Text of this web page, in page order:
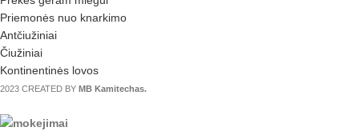
Priemonės nuo knarkimo
Antčiužiniai
Čiužiniai
Kontinentinės lovos
2023 CREATED BY MB Kamitechas.